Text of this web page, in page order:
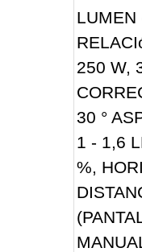
LUMEN
250 W,
30 °
1 - 1,6
%,